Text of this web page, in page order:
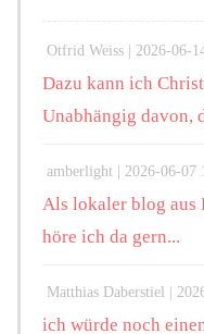
Otfrid Weiss | 2026-06-
Dazu kann ich
Unabhängig davon,
amberlight | 2026-06-07
Als lokaler blog aus
höre ich da gern...
Matthias Daberstiel |
ich würde noch